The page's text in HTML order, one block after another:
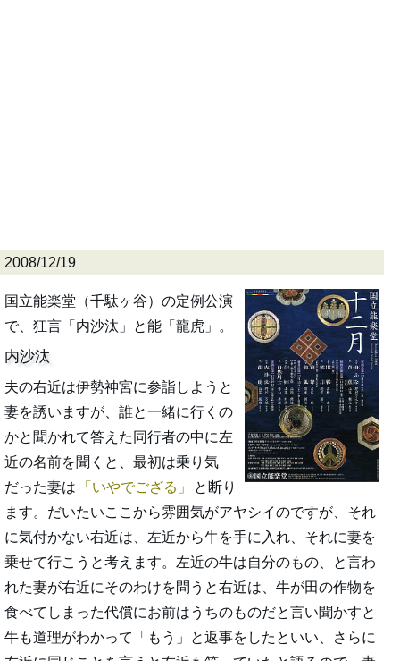
2008/12/19
国立能楽堂（千駄ヶ谷）の定例公演
で、狂言「内沙汰」と能「龍虎」。
内沙汰
夫の右近は伊勢神宮に参詣しようと
妻を誘いますが、誰と一緒に行くの
かと聞かれて答えた同行者の中に左
近の名前を聞くと、最初は乗り気
だった妻は
いやでござる
と断り
ます。だいたいここから雰囲気がアヤシイのですが、それ
に気付かない右近は、左近から牛を手に入れ、それに妻を
乗せて行こうと考えます。左近の牛は自分のもの、と言わ
れた妻が右近にそのわけを問うと右近は、牛が田の作物を
食べてしまった代償にお前はうちのものだと言い聞かすと
牛も道理がわかって「もう」と返事をしたといい、さらに